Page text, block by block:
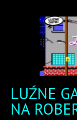
LUŹNE
NA